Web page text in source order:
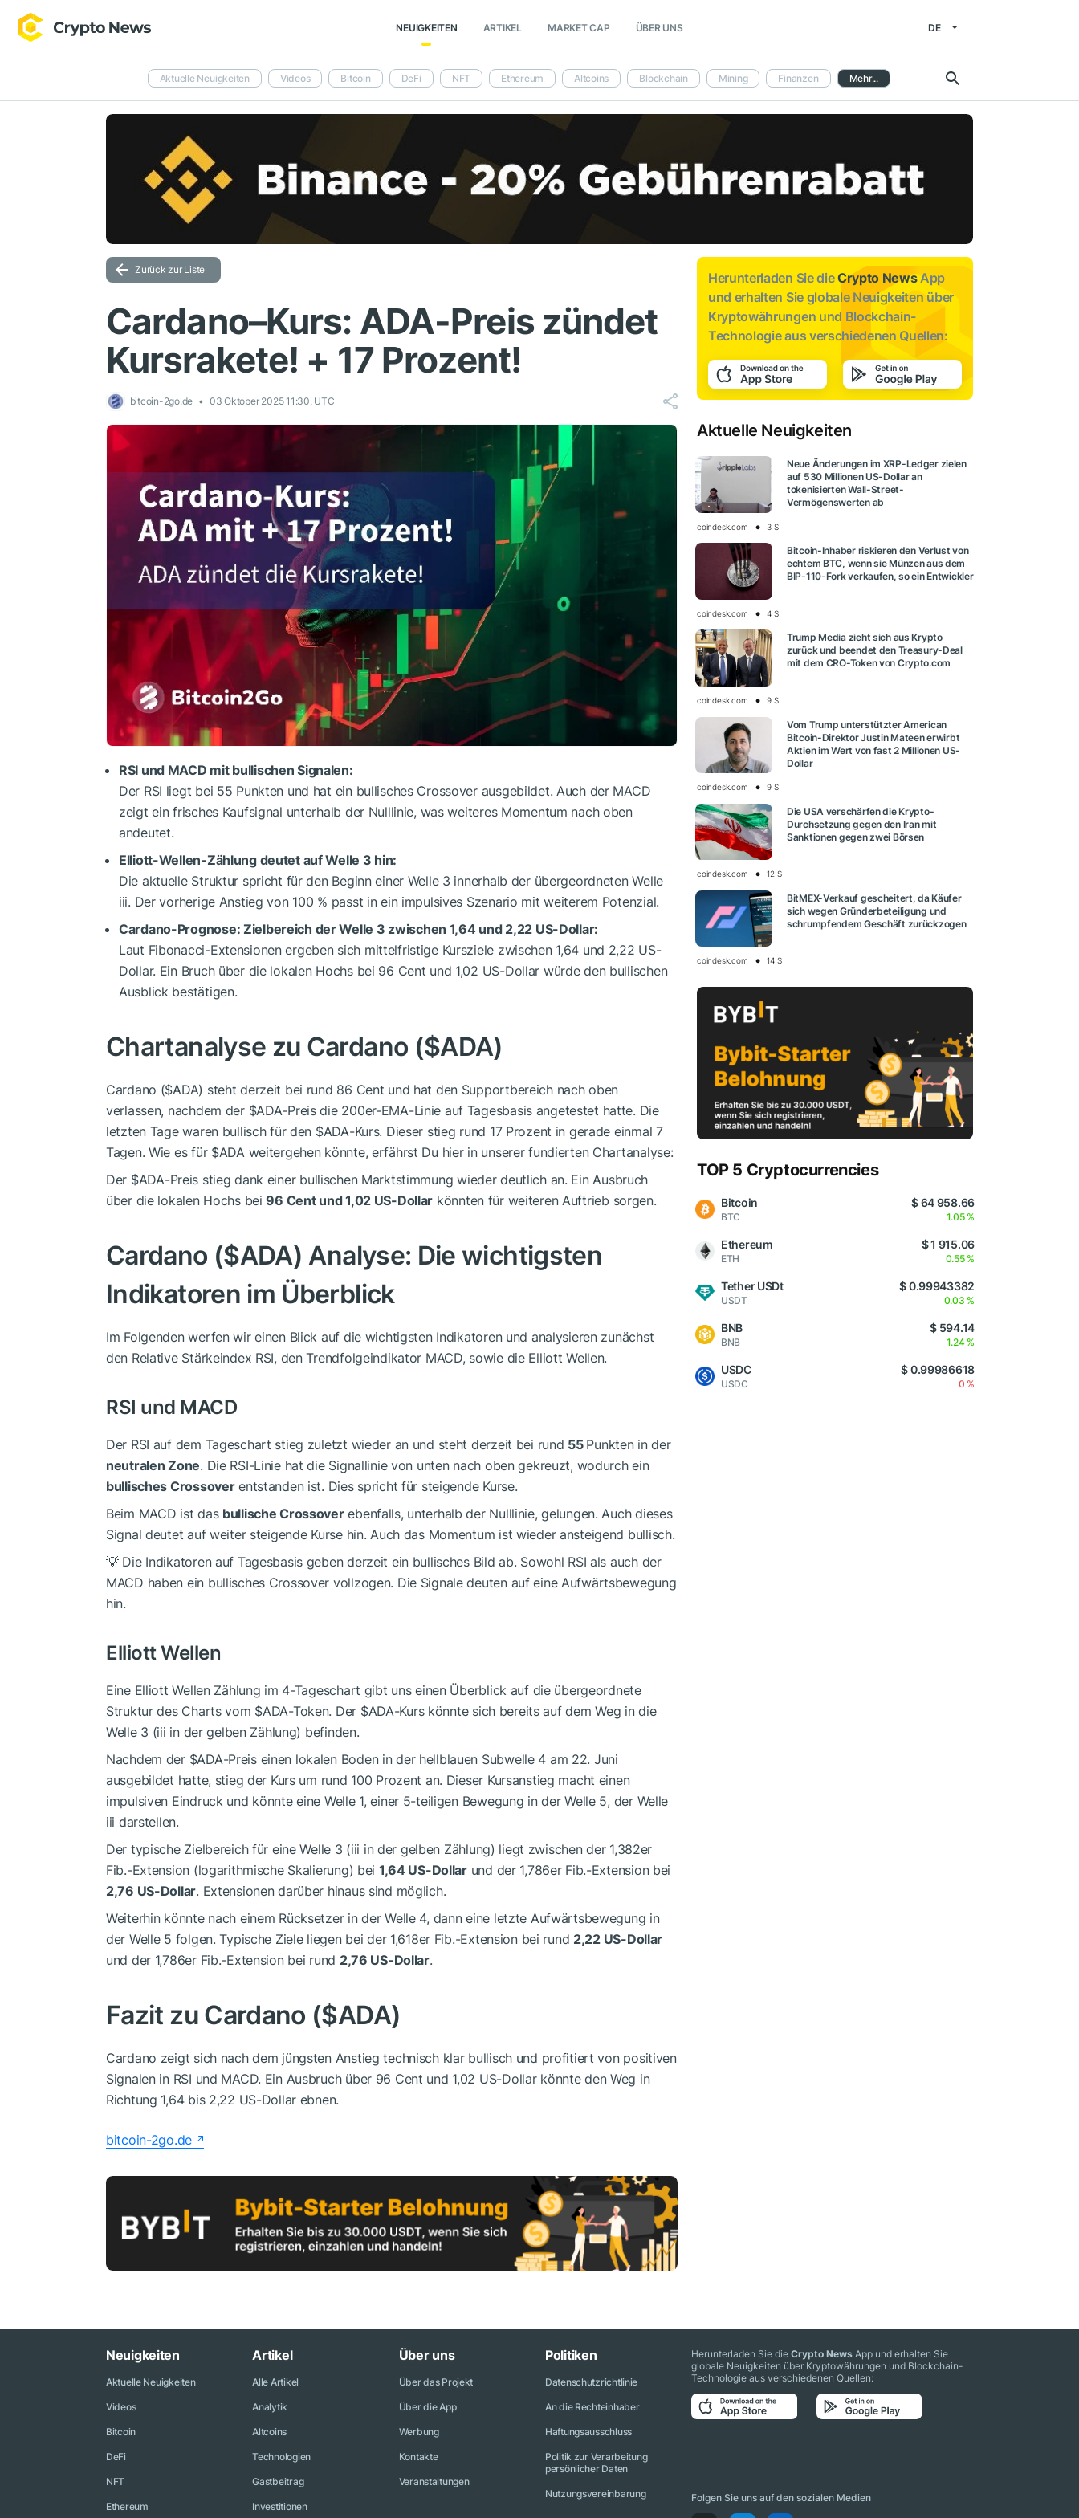
NEUIGKEITEN ARTIKEL MARKET CAP ÜBER UNS DE
Aktuelle Neuigkeiten Videos Bitcoin DeFi NFT Ethereum Altcoins Blockchain Mining Finanzen Mehr...
Zurück zur Liste
Cardano–Kurs: ADA-Preis zündet
Kursrakete! + 17 Prozent!
bitcoin-2go.de 03 Oktober 2025 11:30, UTC
RSI und MACD mit bullischen Signalen:
Der RSI liegt bei 55 Punkten und hat ein bullisches Crossover ausgebildet. Auch der MACD
zeigt ein frisches Kaufsignal unterhalb der Nulllinie, was weiteres Momentum nach oben
andeutet.
Elliott-Wellen-Zählung deutet auf Welle 3 hin:
Die aktuelle Struktur spricht für den Beginn einer Welle 3 innerhalb der übergeordneten Welle
iii. Der vorherige Anstieg von 100 % passt in ein impulsives Szenario mit weiterem Potenzial.
Cardano-Prognose: Zielbereich der Welle 3 zwischen 1,64 und 2,22 US-Dollar:
Laut Fibonacci-Extensionen ergeben sich mittelfristige Kursziele zwischen 1,64 und 2,22 US-
Dollar. Ein Bruch über die lokalen Hochs bei 96 Cent und 1,02 US-Dollar würde den bullischen
Ausblick bestätigen.
Chartanalyse zu Cardano ($ADA)
Cardano ($ADA) steht derzeit bei rund 86 Cent und hat den Supportbereich nach oben
verlassen, nachdem der $ADA-Preis die 200er-EMA-Linie auf Tagesbasis angetestet hatte. Die
letzten Tage waren bullisch für den $ADA-Kurs. Dieser stieg rund 17 Prozent in gerade einmal 7
Tagen. Wie es für $ADA weitergehen könnte, erfährst Du hier in unserer fundierten Chartanalyse:
Der $ADA-Preis stieg dank einer bullischen Marktstimmung wieder deutlich an. Ein Ausbruch
über die lokalen Hochs bei96 Cent und 1,02 US-Dollar könnten für weiteren Auftrieb sorgen.
Cardano ($ADA) Analyse: Die wichtigsten
Indikatoren im Überblick
Im Folgenden werfen wir einen Blick auf die wichtigsten Indikatoren und analysieren zunächst
den Relative Stärkeindex RSI, den Trendfolgeindikator MACD, sowie die Elliott Wellen.
RSI und MACD
Der RSI auf dem Tageschart stieg zuletzt wieder an und steht derzeit bei rund 55 Punkten in der
neutralen Zone. Die RSI-Linie hat die Signallinie von unten nach oben gekreuzt, wodurch ein
bullisches Crossoverentstanden ist. Dies spricht für steigende Kurse.
Beim MACD ist das bullische Crossoverebenfalls, unterhalb der Nulllinie, gelungen. Auch dieses
Signal deutet auf weiter steigende Kurse hin. Auch das Momentum ist wieder ansteigend bullisch.
💡 Die Indikatoren auf Tagesbasis geben derzeit ein bullisches Bild ab. Sowohl RSI als auch der
MACD haben ein bullisches Crossover vollzogen. Die Signale deuten auf eine Aufwärtsbewegung
hin.
Elliott Wellen
Eine Elliott Wellen Zählung im 4-Tageschart gibt uns einen Überblick auf die übergeordnete
Struktur des Charts vom $ADA-Token. Der $ADA-Kurs könnte sich bereits auf dem Weg in die
Welle 3 (iii in der gelben Zählung) befinden.
Nachdem der $ADA-Preis einen lokalen Boden in der hellblauen Subwelle 4 am 22. Juni
ausgebildet hatte, stieg der Kurs um rund 100 Prozent an. Dieser Kursanstieg macht einen
impulsiven Eindruck und könnte eine Welle 1, einer 5-teiligen Bewegung in der Welle 5, der Welle
iii darstellen.
Der typische Zielbereich für eine Welle 3 (iii in der gelben Zählung) liegt zwischen der 1,382er
Fib.-Extension (logarithmische Skalierung) bei 1,64 US-Dollarund der 1,786er Fib.-Extension bei
2,76 US-Dollar. Extensionen darüber hinaus sind möglich.
Weiterhin könnte nach einem Rücksetzer in der Welle 4, dann eine letzte Aufwärtsbewegung in
der Welle 5 folgen. Typische Ziele liegen bei der 1,618er Fib.-Extension bei rund 2,22 US-Dollar
und der 1,786er Fib.-Extension bei rund 2,76 US-Dollar.
Fazit zu Cardano ($ADA)
Cardano zeigt sich nach dem jüngsten Anstieg technisch klar bullisch und profitiert von positiven
Signalen in RSI und MACD. Ein Ausbruch über 96 Cent und 1,02 US-Dollar könnte den Weg in
Richtung 1,64 bis 2,22 US-Dollar ebnen.
bitcoin-2go.de
Herunterladen Sie dieCrypto NewsApp
und erhalten Sie globale Neuigkeiten über
Kryptowährungen und Blockchain-
Technologie aus verschiedenen Quellen:
Aktuelle Neuigkeiten
Neue Änderungen im XRP-Ledger zielen
auf 530 Millionen US-Dollar an
tokenisierten Wall-Street-
Vermögenswerten ab
coindesk.com 3 S
Bitcoin-Inhaber riskieren den Verlust von
echtem BTC, wenn sie Münzen aus dem
BIP-110-Fork verkaufen, so ein Entwickler
coindesk.com 4 S
Trump Media zieht sich aus Krypto
zurück und beendet den Treasury-Deal
mit dem CRO-Token von Crypto.com
coindesk.com 9 S
Vom Trump unterstützter American
Bitcoin-Direktor Justin Mateen erwirbt
Aktien im Wert von fast 2 Millionen US-
Dollar
coindesk.com 9 S
Die USA verschärfen die Krypto-
Durchsetzung gegen den Iran mit
Sanktionen gegen zwei Börsen
coindesk.com 12 S
BitMEX-Verkauf gescheitert, da Käufer
sich wegen Gründerbeteiligung und
schrumpfendem Geschäft zurückzogen
coindesk.com 14 S
TOP 5 Cryptocurrencies
Bitcoin
BTC
$ 64 958.66
1.05 %
Ethereum
ETH
$ 1 915.06
0.55 %
Tether USDt
USDT
$ 0.99943382
0.03 %
BNB
BNB
$ 594.14
1.24 %
USDC
USDC
$ 0.99986618
0 %
Neuigkeiten
Aktuelle Neuigkeiten
Videos
Bitcoin
DeFi
NFT
Ethereum
Artikel
Alle Artikel
Analytik
Altcoins
Technologien
Gastbeitrag
Investitionen
Über uns
Über das Projekt
Über die App
Werbung
Kontakte
Veranstaltungen
Politiken
Datenschutzrichtlinie
An die Rechteinhaber
Haftungsausschluss
Politik zur Verarbeitung
persönlicher Daten
Nutzungsvereinbarung
Herunterladen Sie dieCrypto News App und erhalten Sie
globale Neuigkeiten über Kryptowährungen und Blockchain-
Technologie aus verschiedenen Quellen:
Folgen Sie uns auf den sozialen Medien